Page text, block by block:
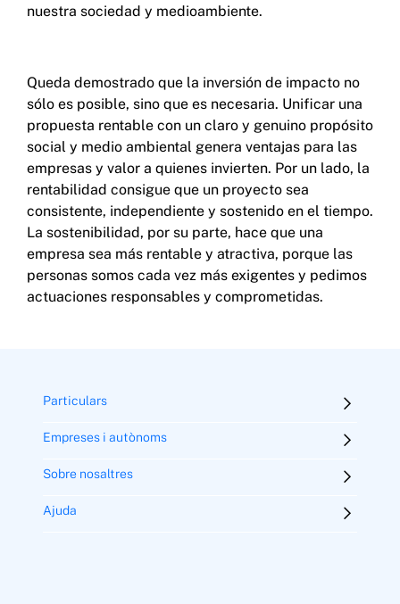
nuestra sociedad y medioambiente.
Queda demostrado que la inversión de impacto no
sólo es posible, sino que es necesaria. Unificar una
propuesta rentable con un claro y genuino propósito
social y medio ambiental genera ventajas para las
empresas y valor a quienes invierten. Por un lado, la
rentabilidad consigue que un proyecto sea
consistente, independiente y sostenido en el tiempo.
La sostenibilidad, por su parte, hace que una
empresa sea más rentable y atractiva, porque las
personas somos cada vez más exigentes y pedimos
actuaciones responsables y comprometidas.
Particulars
Empreses i autònoms
Sobre nosaltres
Ajuda